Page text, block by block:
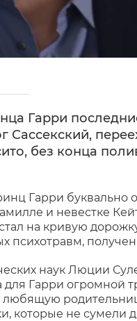
Гарри
Сассекский,
без конца
Гарри буквально
и невестке
на кривую
психотравм,
наук Люции
Гарри огромной
которые не сумели